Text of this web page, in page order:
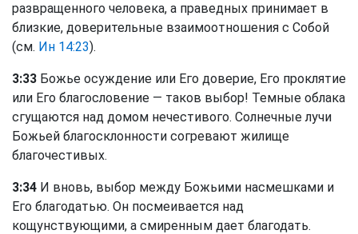
развращенного человека, а праведных принимает в
близкие, доверительные взаимоотношения с Собой
(см. Ин 14:23).
3:33 Божье осуждение или Его доверие, Его проклятие
или Его благословение — таков выбор! Темные облака
сгущаются над домом нечестивого. Солнечные лучи
Божьей благосклонности согревают жилище
благочестивых.
3:34 И вновь, выбор между Божьими насмешками и
Его благодатью. Он посмеивается над
кощунствующими, а смиренным дает благодать.